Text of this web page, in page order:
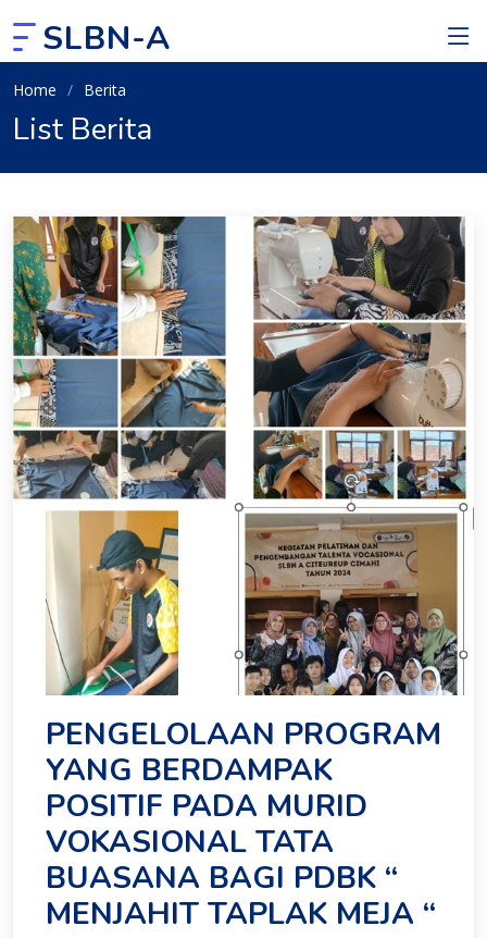
SLBN-A
Home Berita
List Berita
PENGELOLAAN PROGRAM
YANG BERDAMPAK
POSITIF PADA MURID
VOKASIONAL TATA
BUASANA BAGI PDBK “
MENJAHIT TAPLAK MEJA “